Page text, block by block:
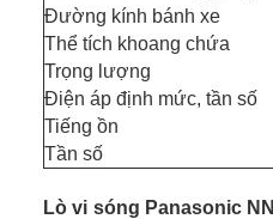
Đường kính bánh xe
Thể tích khoang chứa
Trọng lượng
Điện áp định mức, tần số
Tiếng ồn
Tần số
Lò vi sóng Panasonic